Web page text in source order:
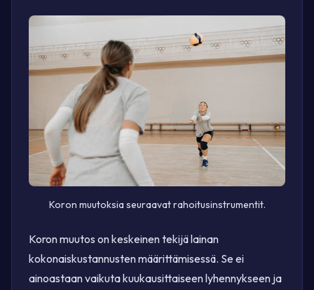
Koron muutoksia seuraavat rahoitusinstrumentit.
Koron muutos on keskeinen tekijä lainan
kokonaiskustannusten määrittämisessä. Se ei
ainoastaan vaikuta kuukausittaiseen lyhennykseen ja